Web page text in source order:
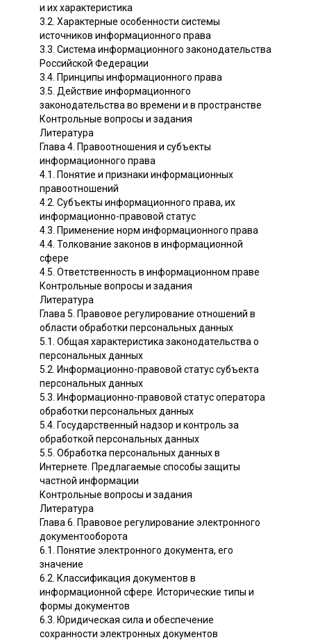
и их характеристика
3.2. Характерные особенности системы
источников информационного права
3.3. Система информационного законодательства
Российской Федерации
3.4. Принципы информационного права
3.5. Действие информационного
законодательства во времени и в пространстве
Контрольные вопросы и задания
Литература
Глава 4. Правоотношения и субъекты
информационного права
4.1. Понятие и признаки информационных
правоотношений
4.2. Субъекты информационного права, их
информационно-правовой статус
4.3. Применение норм информационного права
4.4. Толкование законов в информационной
сфере
4.5. Ответственность в информационном праве
Контрольные вопросы и задания
Литература
Глава 5. Правовое регулирование отношений в
области обработки персональных данных
5.1. Общая характеристика законодательства о
персональных данных
5.2. Информационно-правовой статус субъекта
персональных данных
5.3. Информационно-правовой статус оператора
обработки персональных данных
5.4. Государственный надзор и контроль за
обработкой персональных данных
5.5. Обработка персональных данных в
Интернете. Предлагаемые способы защиты
частной информации
Контрольные вопросы и задания
Литература
Глава 6. Правовое регулирование электронного
документооборота
6.1. Понятие электронного документа, его
значение
6.2. Классификация документов в
информационной сфере. Исторические типы и
формы документов
6.3. Юридическая сила и обеспечение
сохранности электронных документов